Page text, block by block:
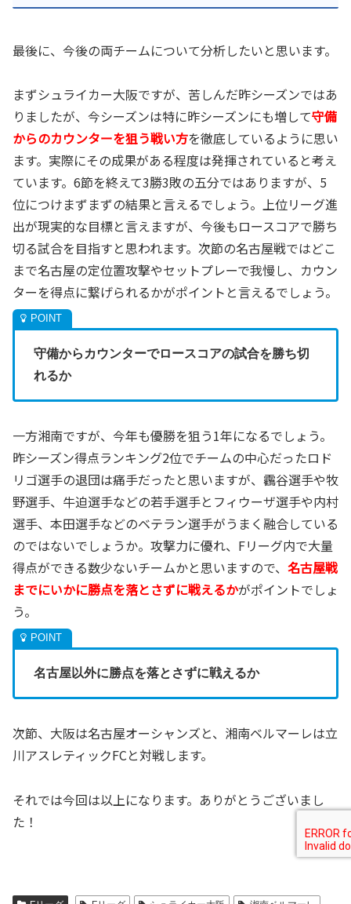
最後に、今後の両チームについて分析したいと思います。
まずシュライカー大阪ですが、苦しんだ昨シーズンではあ
りましたが、今シーズンは特に昨シーズンにも増して守備
からのカウンターを狙う戦い方を徹底しているように思い
ます。実際にその成果がある程度は発揮されていると考え
ています。6節を終えて3勝3敗の五分ではありますが、5
位につけまずまずの結果と言えるでしょう。上位リーグ進
出が現実的な目標と言えますが、今後もロースコアで勝ち
切る試合を目指すと思われます。次節の名古屋戦ではどこ
まで名古屋の定位置攻撃やセットプレーで我慢し、カウン
ターを得点に繋げられるかがポイントと言えるでしょう。
守備からカウンターでロースコアの試合を勝ち切
れるか
一方湘南ですが、今年も優勝を狙う1年になるでしょう。
昨シーズン得点ランキング2位でチームの中心だったロド
リゴ選手の退団は痛手だったと思いますが、靏谷選手や牧
野選手、牛迫選手などの若手選手とフィウーザ選手や内村
選手、本田選手などのベテラン選手がうまく融合している
のではないでしょうか。攻撃力に優れ、Fリーグ内で大量
得点ができる数少ないチームかと思いますので、 名古屋戦
までにいかに勝点を落とさずに戦えるかがポイントでしょ
う。
名古屋以外に勝点を落とさずに戦えるか
次節、大阪は名古屋オーシャンズと、湘南ベルマーレは立
川アスレティックFCと対戦します。
それでは今回は以上になります。ありがとうございまし
た！